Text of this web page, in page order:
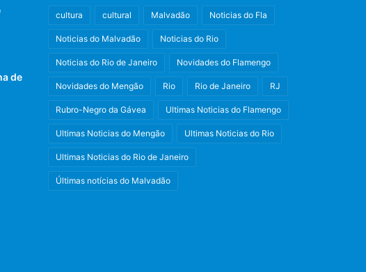
de
cultura cultural Malvadão Noticias do Fla
Noticias do Malvadão Noticias do Rio
Noticias do Rio de Janeiro Novidades do Flamengo
Novidades do Mengão Rio Rio de Janeiro RJ
Rubro-Negro da Gávea Ultimas Noticias do Flamengo
Ultimas Noticias do Mengão Ultimas Noticias do Rio
Ultimas Noticias do Rio de Janeiro
Últimas notícias do Malvadão